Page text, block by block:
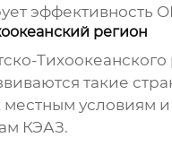
эффективность
регион
такие
местным условиям
КЭАЗ.